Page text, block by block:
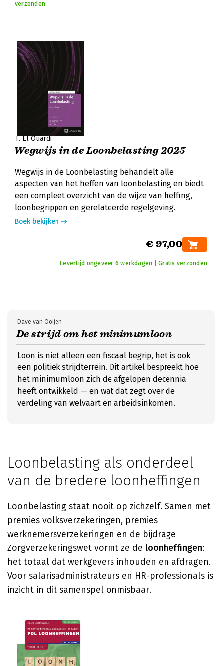
verzonden
T. El Ouardi
Wegwijs in de Loonbelasting 2025
Wegwijs in de Loonbelasting behandelt alle
aspecten van het heffen van loonbelasting en biedt
een compleet overzicht van de wijze van heffing,
loonbegrippen en gerelateerde regelgeving.
Boek bekijken
€ 97,00
Levertijd ongeveer 6 werkdagen | Gratis verzonden
De strijd om het minimumloon
Dave van Ooijen
Loon is niet alleen een fiscaal begrip, het is ook
een politiek strijdterrein. Dit artikel bespreekt hoe
het minimumloon zich de afgelopen decennia
heeft ontwikkeld — en wat dat zegt over de
verdeling van welvaart en arbeidsinkomen.
Loonbelasting als onderdeel
van de bredere loonheffingen
Loonbelasting staat nooit op zichzelf. Samen met
premies volksverzekeringen, premies
werknemersverzekeringen en de bijdrage
Zorgverzekeringswet vormt ze de loonheffingen:
het totaal dat werkgevers inhouden en afdragen.
Voor salarisadministrateurs en HR-professionals is
inzicht in dit samenspel onmisbaar.